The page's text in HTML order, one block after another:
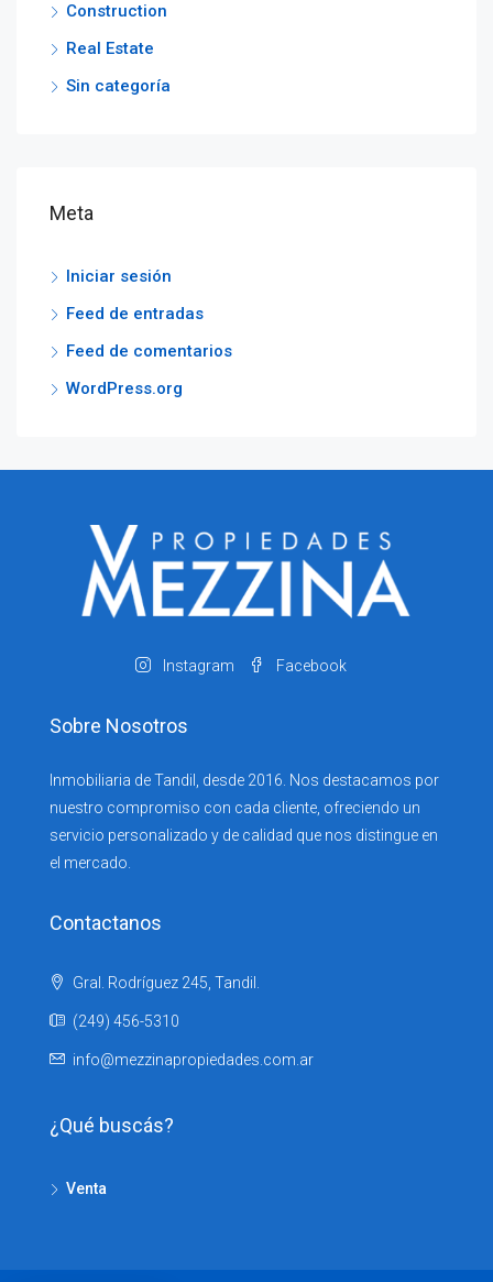
Construction
Real Estate
Sin categoría
Meta
Iniciar sesión
Feed de entradas
Feed de comentarios
WordPress.org
Instagram Facebook
Sobre Nosotros
Inmobiliaria de Tandil, desde 2016. Nos destacamos por
nuestro compromiso con cada cliente, ofreciendo un
servicio personalizado y de calidad que nos distingue en
el mercado.
Contactanos
Gral. Rodríguez 245, Tandil.
(249) 456-5310
info@mezzinapropiedades.com.ar
¿Qué buscás?
Venta